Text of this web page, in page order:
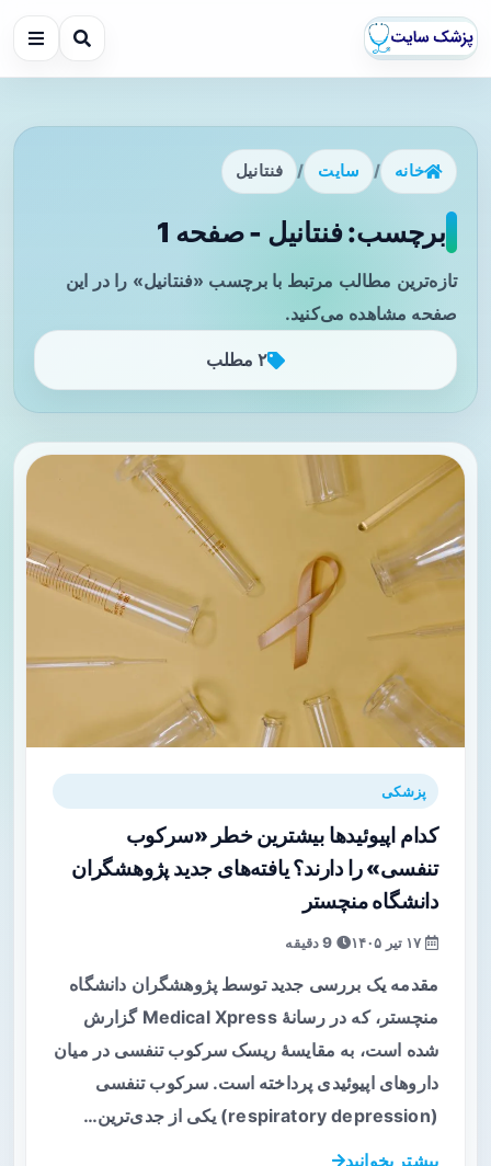
خانه / سایت / فنتانیل
برچسب: فنتانیل - صفحه 1
تازه‌ترین مطالب مرتبط با برچسب «فنتانیل» را در این
صفحه مشاهده می‌کنید.
۲ مطلب
پزشکی
کدام اپیوئیدها بیشترین خطر «سرکوب
تنفسی» را دارند؟ یافته‌های جدید پژوهشگران
دانشگاه منچستر
مقدمه یک بررسی جدید توسط پژوهشگران دانشگاه
منچستر، که در رسانهٔ Medical Xpress گزارش
شده است، به مقایسهٔ ریسک سرکوب تنفسی در میان
داروهای اپیوئیدی پرداخته است. سرکوب تنفسی
(respiratory depression) یکی از جدی‌ترین…
بیشتر بخوانید